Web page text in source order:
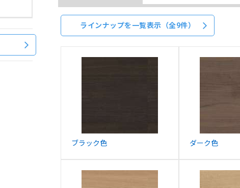
ラインナップを一覧表示（全9件）
ブラック色 ダーク色